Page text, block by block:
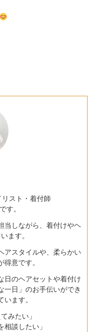
スト・着付師
す。
当しながら、着付けやヘ
ます。
アスタイルや、柔らかい
意です。
日のヘアセットや着付け
一日」のお手伝いができ
ます。
みたい」
相談したい」